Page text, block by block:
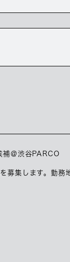
＠渋谷PARCO
集します。勤務